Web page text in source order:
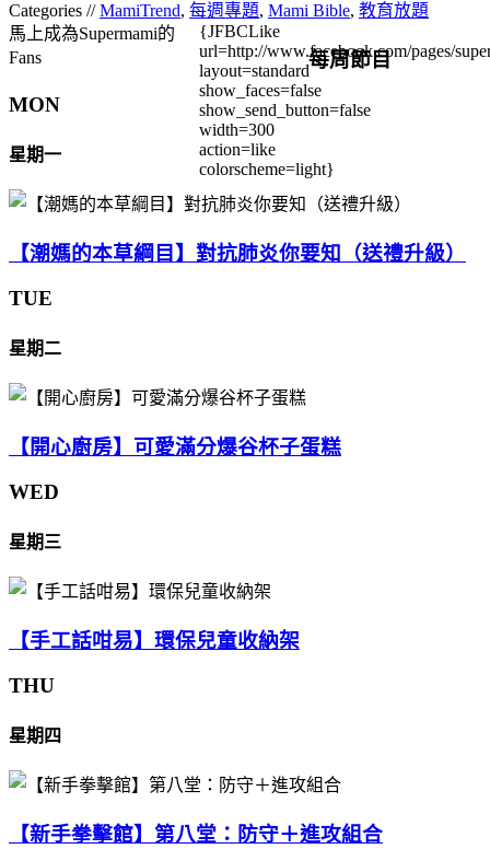
Categories //MamiTrend, 每週專題, Mami Bible, 教育放題
馬上成為Supermami的
Fans
{JFBCLike
url=http://www.facebook.com/pages/
layout=standard
show_faces=false
show_send_button=false
width=300
action=like
colorscheme=light}
每周節目
MON
星期一
【潮媽的本草綱目】對抗肺炎你要知（送禮升級）
TUE
星期二
【開心廚房】可愛滿分爆谷杯子蛋糕
WED
星期三
【手工話咁易】環保兒童收納架
THU
星期四
【新手拳擊館】第八堂：防守＋進攻組合